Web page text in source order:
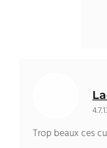
Trop beaux ces